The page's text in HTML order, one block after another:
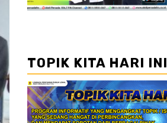
TOPIK KITA HARI INI